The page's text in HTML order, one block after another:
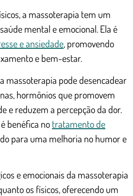
a massoterapia tem um
mental e emocional. Ela é
e ansiedade, promovendo
e bem-estar.
massoterapia pode desencadear
hormônios que promovem
e reduzem a percepção da dor.
benéfica notratamento de
para uma melhoria no humor e
e emocionais da massoterapia
os físicos, oferecendo um